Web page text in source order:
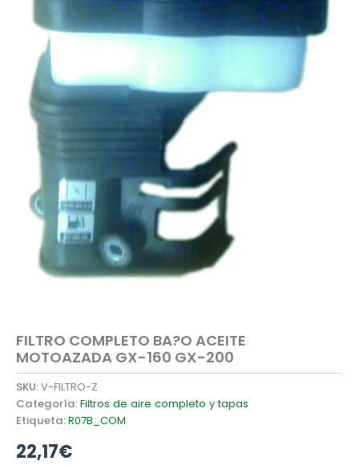
FILTRO COMPLETO BA?O ACEITE
MOTOAZADA GX-160 GX-200
SKU:V-FILTRO-Z
Categoría:Filtros de aire completo y tapas
Etiqueta:R07B_COM
22,17€